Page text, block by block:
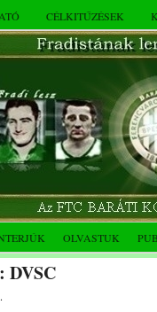
CÉLKITŰZÉSEK
OLVASTUK
DVSC